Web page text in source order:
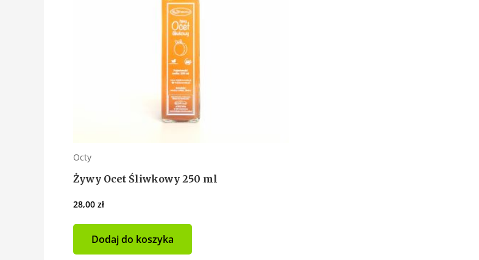
Octy
Żywy Ocet Śliwkowy 250 ml
28,00 zł
Dodaj do koszyka